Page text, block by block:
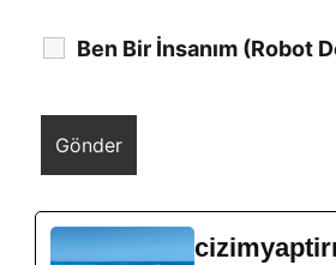
Ben Bir İnsanım (Robot